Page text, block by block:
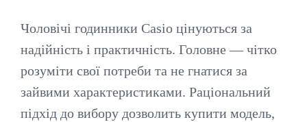
Чоловічі годинники Casio цінуються за
надійність і практичність. Головне — чітко
розуміти свої потреби та не гнатися за
зайвими характеристиками. Раціональний
підхід до вибору дозволить купити модель,